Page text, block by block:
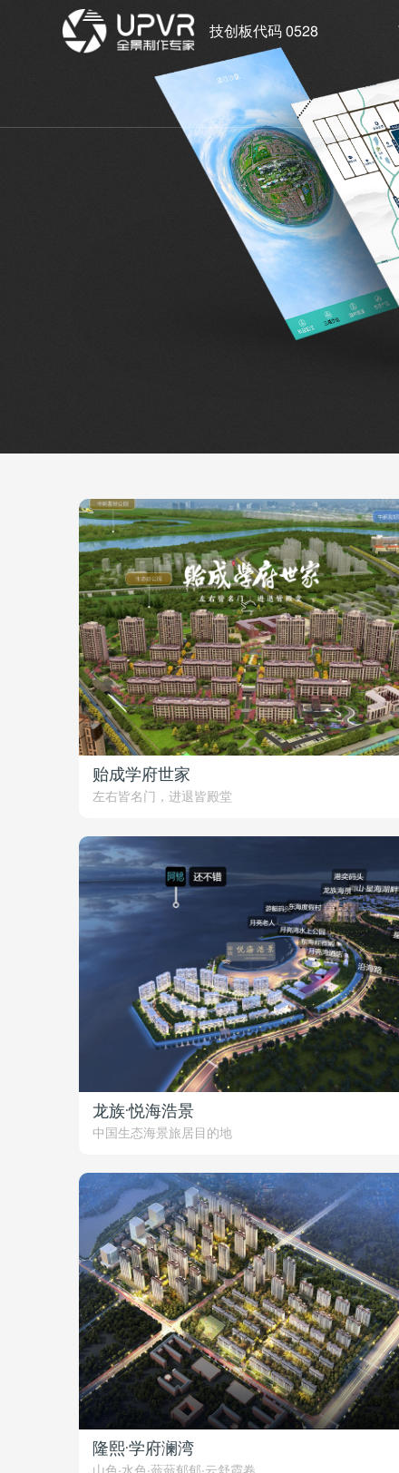
技创板代码 0528
贻成学府世家
左右皆名门，进退皆殿堂
龙族·悦海浩景
中国生态海景旅居目的地
隆熙·学府澜湾